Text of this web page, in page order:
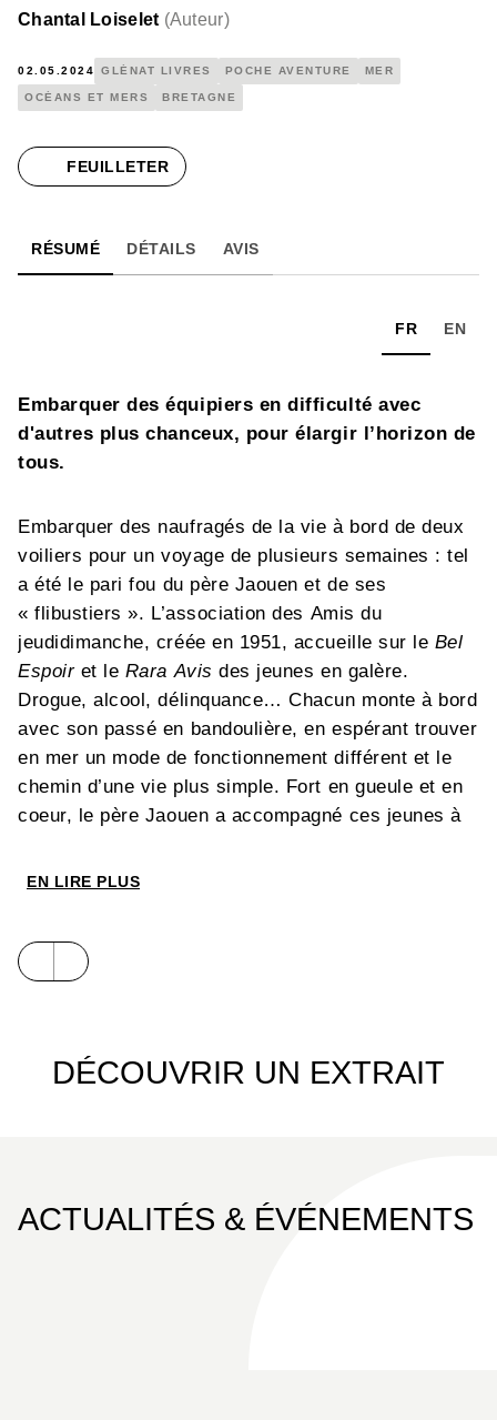
Chantal Loiselet (Auteur)
02.05.2024 GLÉNAT LIVRES POCHE AVENTURE MER
OCÉANS ET MERS BRETAGNE
FEUILLETER
RÉSUMÉ DÉTAILS AVIS
FR EN
Embarquer des équipiers en difficulté avec
d'autres plus chanceux, pour élargir l’horizon de
tous.
Embarquer des naufragés de la vie à bord de deux
voiliers pour un voyage de plusieurs semaines : tel
a été le pari fou du père Jaouen et de ses
« flibustiers ». L’association des Amis du
jeudidimanche, créée en 1951, accueille sur le Bel
Espoiret le Rara Avis des jeunes en galère.
Drogue, alcool, délinquance… Chacun monte à bord
avec son passé en bandoulière, en espérant trouver
en mer un mode de fonctionnement différent et le
chemin d’une vie plus simple. Fort en gueule et en
coeur, le père Jaouen a accompagné ces jeunes à
inlassablement : « Démerdez-vous pour être
mers » est mort en 2016 à l’âge de 95 ans, mais
son œuvre de réinsertion et son esprit perdurent.
EN LIRE PLUS
DÉCOUVRIR UN EXTRAIT
ACTUALITÉS & ÉVÉNEMENTS